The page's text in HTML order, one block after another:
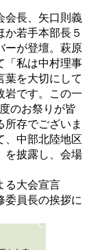
会長、矢口則義
若手本部長５
ーが登壇。萩原
「私は中村理事
葉を大切にして
岩です。この一
のお祭りが皆
存でございま
、中部北陸地区
を披露し、会場
る大会宣言
委員長の挨拶に